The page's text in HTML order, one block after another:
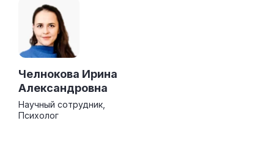
Челнокова Ирина
Александровна
Научный сотрудник,
Психолог